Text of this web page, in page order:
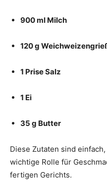
900 ml Milch
120 g
1 Prise Salz
1 Ei
35 g Butter
Diese Zutaten sind
wichtige Rolle für
fertigen Gerichts.